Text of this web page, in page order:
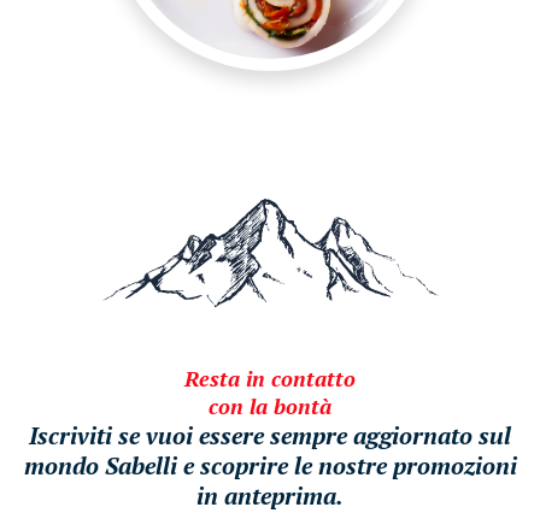
Resta in contatto
con la bontà
Iscriviti se vuoi essere sempre aggiornato sul
mondo Sabelli e scoprire le nostre promozioni
in anteprima.